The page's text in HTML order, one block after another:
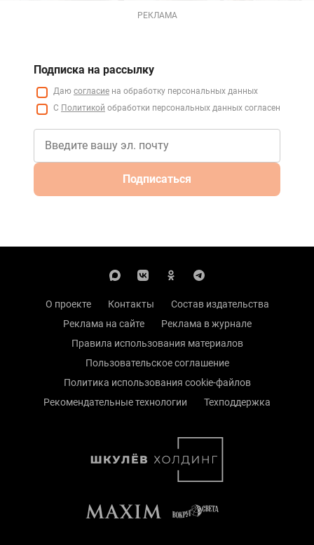
РЕКЛАМА
Подписка на рассылку
Даю согласие на обработку персональных данных
С Политикой обработки персональных данных согласен
Подписаться
О проекте Контакты
Состав издательства
Реклама на сайте
Реклама в журнале
Правила использования материалов
Пользовательское соглашение
Политика использования cookie-файлов
Рекомендательные технологии
Техподдержка